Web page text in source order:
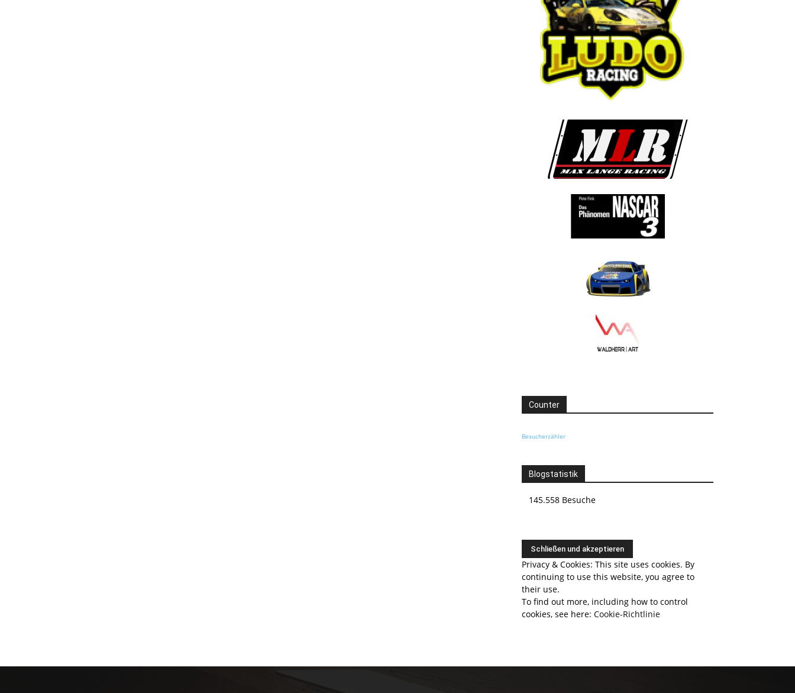
Counter
Besucherzähler
Blogstatistik
145.558 Besuche
Privacy & Cookies: This site uses cookies. By
continuing to use this website, you agree to
their use.
To find out more, including how to control
cookies, see here: Cookie-Richtlinie